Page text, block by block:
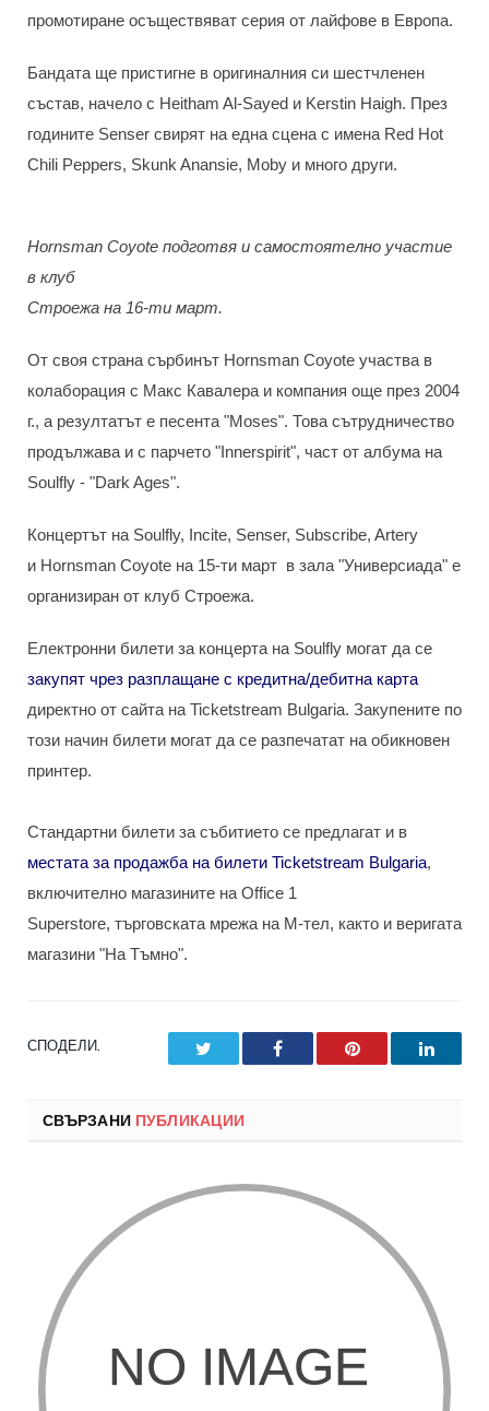
промотиране осъществяват серия от лайфове в Европа.
Бандата ще пристигне в оригиналния си шестчленен
състав, начело с Heitham Al-Sayed и Kerstin Haigh. През
годините Senser свирят на една сцена с имена Red Hot
Chili Peppers, Skunk Anansie, Moby и много други.
Hornsman Coyote подготвя и самостоятелно участие
в клуб
Строежа на 16-ти март.
От своя страна сърбинът Hornsman Coyote участва в
колаборация с Макс Кавалера и компания още през 2004
г., а резултатът е песента "Moses". Това сътрудничество
продължава и с парчето "Innerspirit", част от албума на
Soulfly - "Dark Ages".
Концертът на Soulfly, Incite, Senser, Subscribe, Artery
и Hornsman Coyote на 15-ти март в зала "Универсиада" е
организиран от клуб Строежа.
Електронни билети за концерта на Soulfly могат да се
закупят чрез разплащане с кредитна/дебитна карта
директно от сайта на Ticketstream Bulgaria. Закупените по
този начин билети могат да се разпечатат на обикновен
принтер.
Стандартни билети за събитието се предлагат и в
местата за продажба на билети Ticketstream Bulgaria,
включително магазините на Office 1
Superstore, търговската мрежа на М-тел, както и веригата
магазини "На Тъмно".
СПОДЕЛИ. Facebook Pinterest
СВЪРЗАНИ ПУБЛИКАЦИИ